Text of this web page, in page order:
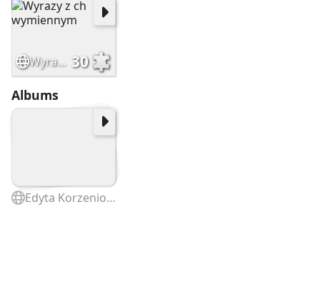
Wyrazy z ch wymiennym 30
Albums
Edyta Korzeniowska